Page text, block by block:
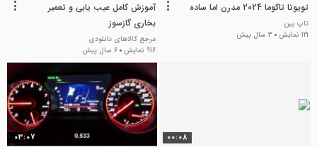
تویوتا تاکوما 2024 مدرن اما ساده
تاپ بین
121 نمایش
3 سال پیش
آموزش کامل عیب یابی و تعمیر
بخاری گازسوز
مرجع کالاهای دانلودی
916 نمایش
6 سال پیش
00:08
03:07